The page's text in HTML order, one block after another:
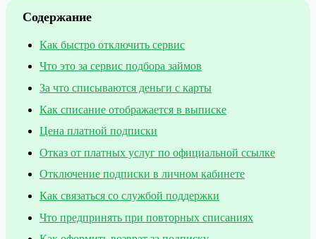
Содержание
Как быстро отключить сервис
Что это за сервис подбора займов
За что списываются деньги с карты
Как списание отображается в выписке
Цена платной подписки
Отказ от платных услуг по официальной ссылке
Отключение подписки в личном кабинете
Как связаться со службой поддержки
Что предпринять при повторных списаниях